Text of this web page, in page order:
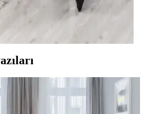
siyah tek kişilik nevresim takımları, şıklık
sunar. Kaliteli malzeme ve doğru bakım
şıklık katar.